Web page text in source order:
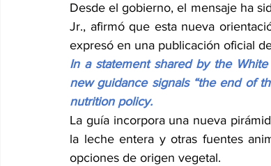
Desde el gobierno, el mensaje ha
Jr., afirmó que esta nueva
expresó en una publicación oficial
In a statement shared by the
new guidance signals “the end of
nutrition policy.
La guía incorpora una nueva
la leche entera y otras fuentes
opciones de origen vegetal.